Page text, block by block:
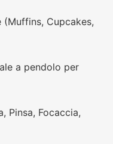
Cupcakes,
a pendolo per
Pinsa, Focaccia,